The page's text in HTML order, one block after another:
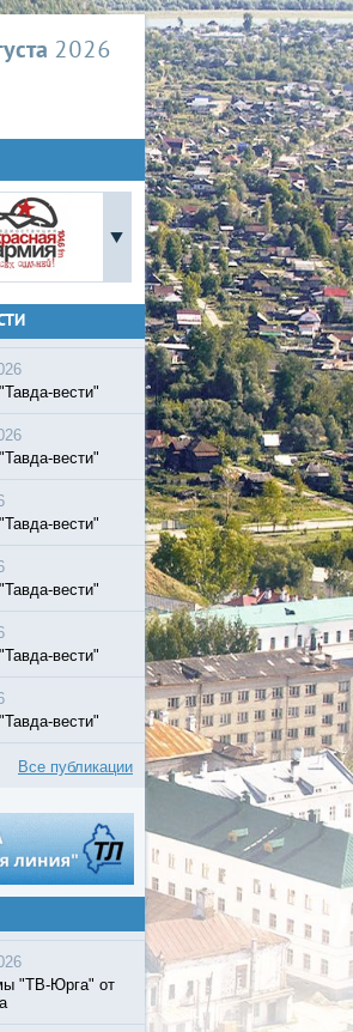
2026
вести"
вести"
вести"
вести"
вести"
вести"
Все публикации
"ТВ-Юрга" от